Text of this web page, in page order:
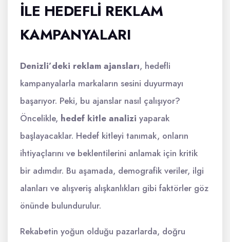
İLE HEDEFLI REKLAM
KAMPANYALARI
Denizli’deki reklam ajansları, hedefli
kampanyalarla markaların sesini duyurmayı
başarıyor. Peki, bu ajanslar nasıl çalışıyor?
Öncelikle, hedef kitle analizi yaparak
başlayacaklar. Hedef kitleyi tanımak, onların
ihtiyaçlarını ve beklentilerini anlamak için kritik
bir adımdır. Bu aşamada, demografik veriler, ilgi
alanları ve alışveriş alışkanlıkları gibi faktörler göz
önünde bulundurulur.
Rekabetin yoğun olduğu pazarlarda, doğru